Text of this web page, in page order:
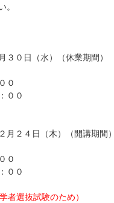
。
０日（水）（休業期間）
０
０
２４日（木）（開講期間）
０
０
者選抜試験のため）